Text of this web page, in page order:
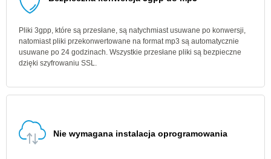
Pliki 3gpp, które są przesłane, są natychmiast usuwane po konwersji,
natomiast pliki przekonwertowane na format mp3 są automatycznie
usuwane po 24 godzinach. Wszystkie przesłane pliki są bezpieczne
dzięki szyfrowaniu SSL.
Nie wymagana instalacja oprogramowania